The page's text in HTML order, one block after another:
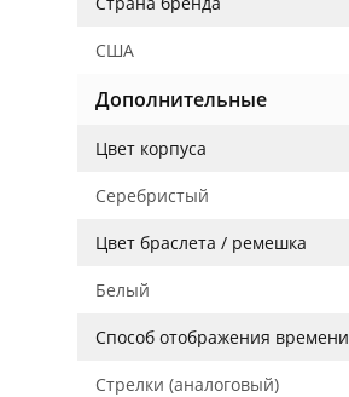
США
Дополнительные
Цвет корпуса
Серебристый
Цвет браслета / ремешка
Белый
Способ отображения времени
Стрелки (аналоговый)